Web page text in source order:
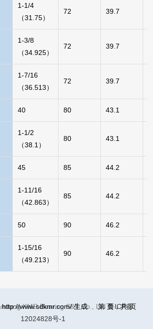
1-1/4
（31.75）
72 39.7
1-3/8
（34.925）
72 39.7
1-7/16
（36.513）
72 39.7
40 80 43.1
1-1/2
（38.1）
80 43.1
45 85 44.2
1-11/16
（42.863）
85 44.2
50 90 46.2
1-15/16
（49.213）
90 46.2
www.sdkmr.com/ 生成 第页，共页
KMR Bearing S&T Co., Ltd鲁ICP备
12024828号-1